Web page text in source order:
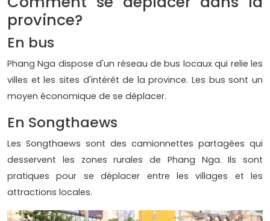
province?
En bus
Phang Nga dispose d'un réseau de bus locaux qui relie les
villes et les sites d'intérêt de la province. Les bus sont un
moyen économique de se déplacer.
En Songthaews
Les Songthaews sont des camionnettes partagées qui
desservent les zones rurales de Phang Nga. Ils sont
pratiques pour se déplacer entre les villages et les
attractions locales.